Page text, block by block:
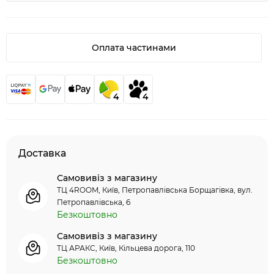
Оплата частинами
4 4
Доставка
Самовивіз з магазину
ТЦ 4ROOM, Київ, Петропавлівська Борщагівка, вул.
Петропавлівська, 6
Безкоштовно
Самовивіз з магазину
ТЦ АРАКС, Київ, Кільцева дорога, 110
Безкоштовно